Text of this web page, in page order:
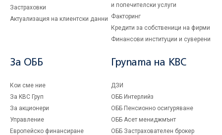
Застраховки
Актуализация на клиентски данни
и попечителски услуги
Факторинг
Кредити за собственици на фирми
Финансови институции и суверени
За ОББ
Кои сме ние
За KBC Груп
За акционери
Управление
Европейско финансиране
Групата на KBC
ДЗИ
ОББ Интерлийз
ОББ Пенсионно осигуряване
ОББ Асет мениджмънт
ОББ Застрахователен брокер